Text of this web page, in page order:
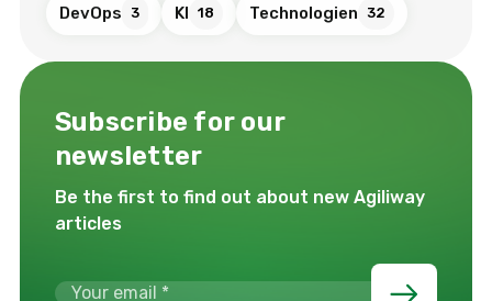
DevOps 3 KI 18 Technologien 32
Subscribe for our
newsletter
Be the first to find out about new Agiliway
articles